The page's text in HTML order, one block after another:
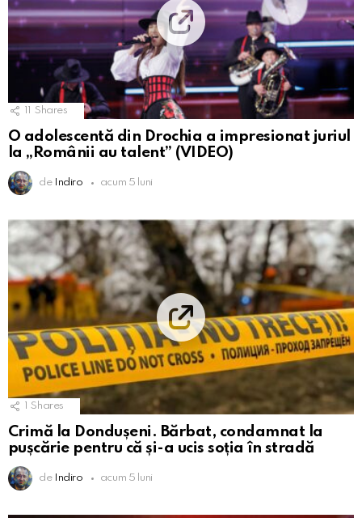
Shares
O adolescentă din Drochia a impresionat juriul
la „Românii au talent” (VIDEO)
de Indiro acum 5 luni
Shares
Crimă la Dondușeni. Bărbat, condamnat la
pușcărie pentru că și-a ucis soția în stradă
de Indiro acum 5 luni